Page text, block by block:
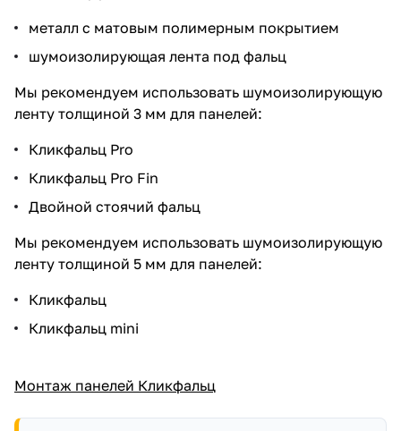
металл с матовым полимерным покрытием
шумоизолирующая лента под фальц
Мы рекомендуем использовать шумоизолирующую
ленту толщиной 3 мм для панелей:
Кликфальц Pro
Кликфальц Pro Fin
Двойной стоячий фальц
Мы рекомендуем использовать шумоизолирующую
ленту толщиной 5 мм для панелей:
Кликфальц
Кликфальц mini
Монтаж панелей Кликфальц